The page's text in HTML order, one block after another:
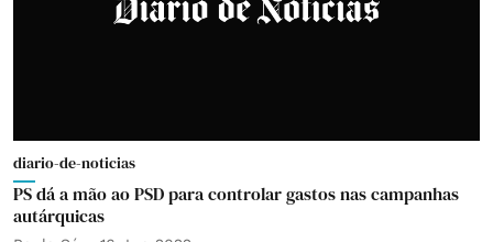
diario-de-noticias
PS dá a mão ao PSD para controlar gastos nas campanhas
autárquicas